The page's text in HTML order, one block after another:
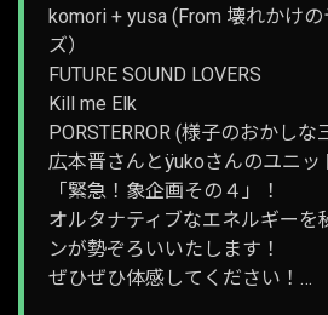
komori + yusa (From 壊れかけ
ズ）
FUTURE SOUND LOVERS
Kill me Elk
PORSTERROR (様子のおかしな
広本晋さんとÿukoさんのユニッ
「緊急！象企画その４」！
オルタナティブなエネルギーを
ンが勢ぞろいいたします！
ぜひぜひ体感してください！…